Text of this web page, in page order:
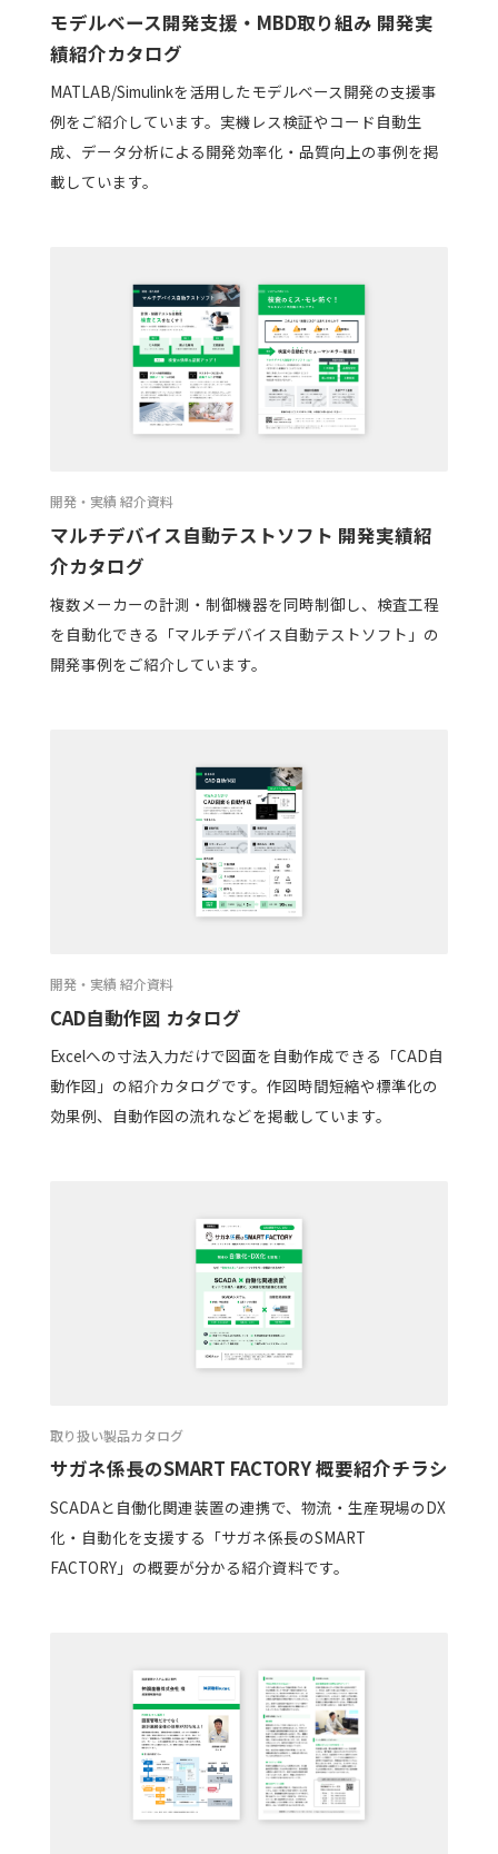
モデルベース開発支援・MBD取り組み 開発実
績紹介カタログ
MATLAB/Simulinkを活用したモデルベース開発の支援事
例をご紹介しています。実機レス検証やコード自動生
成、データ分析による開発効率化・品質向上の事例を掲
載しています。
開発・実績 紹介資料
マルチデバイス自動テストソフト 開発実績紹
介カタログ
複数メーカーの計測・制御機器を同時制御し、検査工程
を自動化できる「マルチデバイス自動テストソフト」の
開発事例をご紹介しています。
開発・実績 紹介資料
CAD自動作図 カタログ
Excelへの寸法入力だけで図面を自動作成できる「CAD自
動作図」の紹介カタログです。作図時間短縮や標準化の
効果例、自動作図の流れなどを掲載しています。
取り扱い製品カタログ
サガネ係長のSMART FACTORY 概要紹介チラシ
SCADAと自働化関連装置の連携で、物流・生産現場のDX
化・自動化を支援する「サガネ係長のSMART
FACTORY」の概要が分かる紹介資料です。